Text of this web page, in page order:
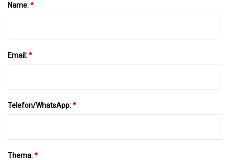
Name:*
Email:*
Telefon/WhatsApp:*
Thema:*